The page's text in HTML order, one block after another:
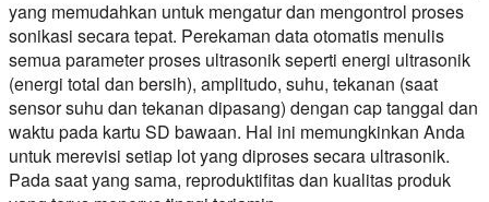
yang memudahkan untuk mengatur dan mengontrol proses
sonikasi secara tepat. Perekaman data otomatis menulis
semua parameter proses ultrasonik seperti energi ultrasonik
(energi total dan bersih), amplitudo, suhu, tekanan (saat
sensor suhu dan tekanan dipasang) dengan cap tanggal dan
waktu pada kartu SD bawaan. Hal ini memungkinkan Anda
untuk merevisi setiap lot yang diproses secara ultrasonik.
Pada saat yang sama, reproduktifitas dan kualitas produk